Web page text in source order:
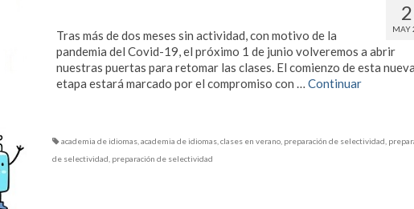
MAY
Tras más de dos meses sin actividad, con motivo de la
pandemia del Covid-19, el próximo 1 de junio volveremos a abrir
nuestras puertas para retomar las clases. El comienzo de esta nueva
etapa estará marcado por el compromiso con … Continuar
academia de idiomas, academia de idiomas, clases en verano, preparación de selectividad
de selectividad preparación de selectividad